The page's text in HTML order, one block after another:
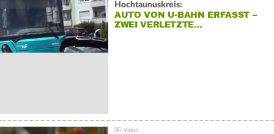
Hochtaunuskreis:
AUTO VON U-BAHN ERFASST –
ZWEI VERLETZTE…